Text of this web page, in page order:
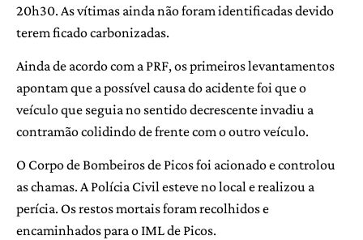
20h30. As vítimas ainda não foram identificadas devido
terem ficado carbonizadas.
Ainda de acordo com a PRF, os primeiros levantamentos
apontam que a possível causa do acidente foi que o
veículo que seguia no sentido decrescente invadiu a
contramão colidindo de frente com o outro veículo.
O Corpo de Bombeiros de Picos foi acionado e controlou
as chamas. A Polícia Civil esteve no local e realizou a
perícia. Os restos mortais foram recolhidos e
encaminhados para o IML de Picos.